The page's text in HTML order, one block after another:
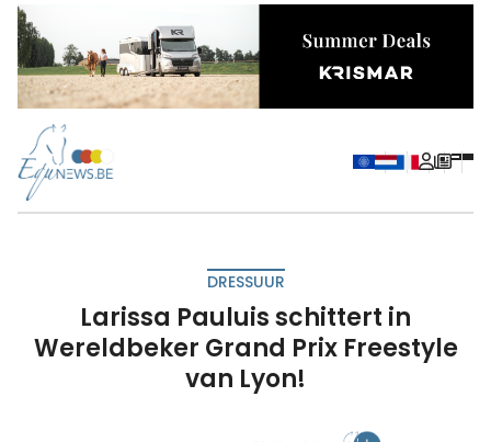
DRESSUUR
Larissa Pauluis schittert in
Wereldbeker Grand Prix Freestyle
van Lyon!